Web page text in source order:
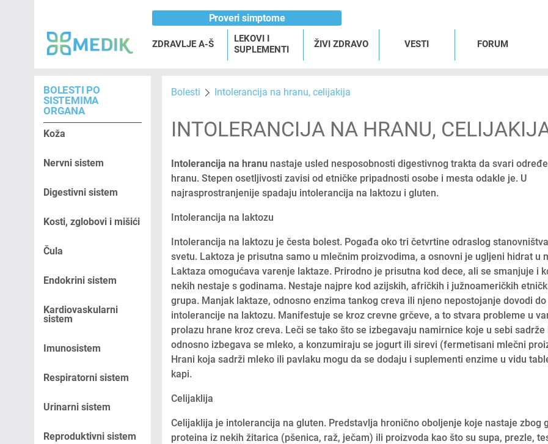
Proveri simptome
ZDRAVLJE A-Š
LEKOVI I
SUPLEMENTI
ŽIVI ZDRAVO VESTI FORUM
BOLESTI PO
SISTEMIMA
ORGANA
Koža
Nervni sistem
Digestivni sistem
Kosti, zglobovi i mišići
Čula
Endokrini sistem
Kardiovaskularni
sistem
Imunosistem
Respiratorni sistem
Urinarni sistem
Reproduktivni sistem
Bolesti Intolerancija na hranu, celijakija
INTOLERANCIJA NA HRANU,
Intolerancija na hranu nastaje usled nesposobnosti digestivnog trakta da svari
hranu. Stepen osetljivosti zavisi od etničke pripadnosti osobe i mesta odakle je. U
najrasprostranjenije spadaju intolerancija na laktozu i gluten.
Intolerancija na laktozu
Intolerancija na laktozu je česta bolest. Pogađa oko tri četvrtine odraslog
svetu. Laktoza je prisutna samo u mlečnim proizvodima, a osnovni je ugljeni hidrat u
Laktaza omogućava varenje laktaze. Prirodno je prisutna kod dece, ali se smanjuje i
nekih nestaje s godinama. Nestaje najpre kod azijskih, afričkih i južnoameričkih
grupa. Manjak laktaze, odnosno enzima tankog creva ili njeno nepostojanje dovodi do
intolerancije na laktozu. Manifestuje se kroz crevne grčeve, a to stvara probleme u
prolazu hrane kroz creva. Leči se tako što se izbegavaju namirnice koje u sebi sadrže
odnosno izbegava se mleko, a konzumiraju se jogurt ili sirevi (fermetisani mlečni
Hrani koja sadrži mleko ili pavlaku mogu da se dodaju i suplementi enzime u vidu
kapi.
Celijaklija
Celijaklija je intolerancija na gluten. Predstavlja hronično oboljenje koje nastaje zbog
proteina iz nekih žitarica (pšenica, raž, ječam) ili proizvoda kao što su supa, prezle,